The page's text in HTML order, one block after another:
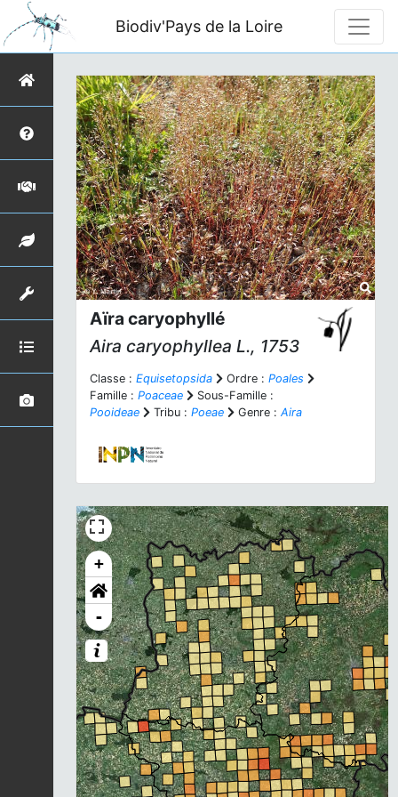
Biodiv'Pays de la Loire
Aïra caryophyllé
Aira caryophyllea L., 1753
Classe : Equisetopsida Ordre : Poales
Famille : Poaceae
Sous-Famille :
Pooideae
Tribu : Poeae Genre : Aira
+
-